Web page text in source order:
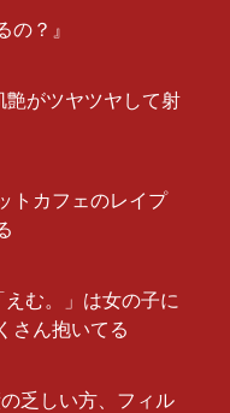
？』
艶がツヤツヤして射
トカフェのレイプ
む。」は女の子に
さん抱いてる
乏しい方、フィル